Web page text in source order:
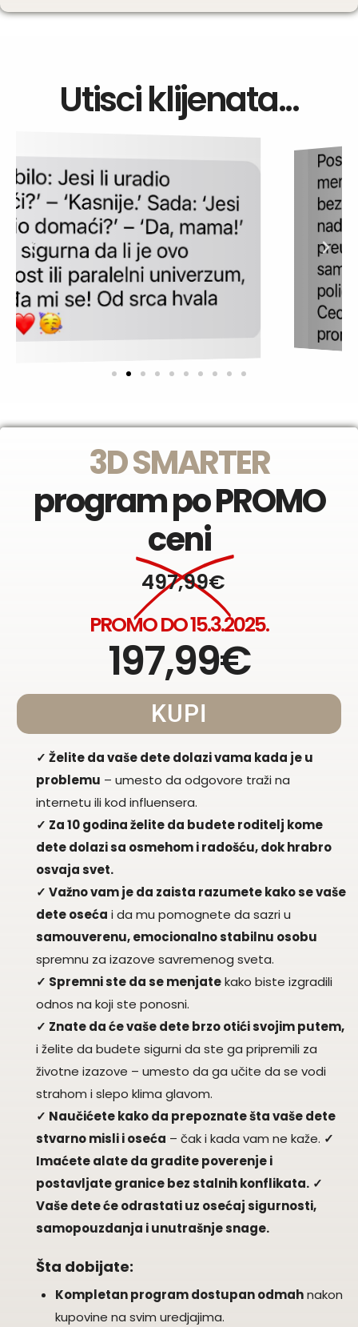
Utisci klijenata...
3D SMARTER
program po PROMO
ceni
497,99€
PROMO DO 15.3.2025.
197,99€
KUPI
✓ Želite da vaše dete dolazi vama kada je u
problemu – umesto da odgovore traži na
internetu ili kod influensera.
✓ Za 10 godina želite da budete roditelj kome
dete dolazi sa osmehom i radošću, dok hrabro
osvaja svet.
✓ Važno vam je da zaista razumete kako se vaše
dete oseća i da mu pomognete da sazri u
samouverenu, emocionalno stabilnu osobu
spremnu za izazove savremenog sveta.
✓ Spremni ste da se menjatekako biste izgradili
odnos na koji ste ponosni.
✓ Znate da će vaše dete brzo otići svojim putem,
i želite da budete sigurni da ste ga pripremili za
životne izazove – umesto da ga učite da se vodi
strahom i slepo klima glavom.
✓ Naučićete kako da prepoznate šta vaše dete
stvarno misli i oseća – čak i kada vam ne kaže. ✓
Imaćete alate da gradite poverenje i
postavljate granice bez stalnih konflikata. ✓
Vaše dete će odrastati uz osećaj sigurnosti,
samopouzdanja i unutrašnje snage.
Šta dobijate:
Kompletan program dostupan odmahnakon
kupovine na svim uredjajima.